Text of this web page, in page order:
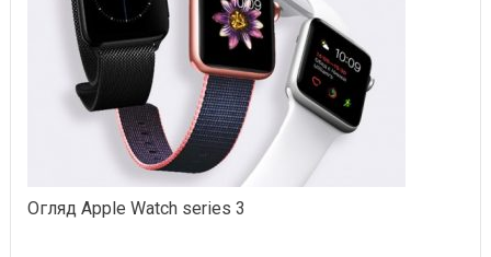
Огляд Apple Watch series 3